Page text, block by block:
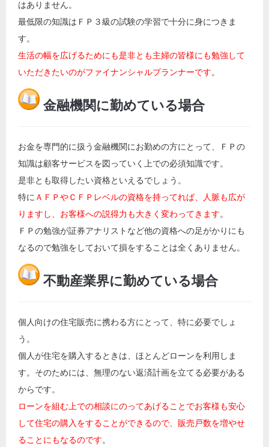
はありません。
最低限の知識はＦＰ３級の試験の学習で十分に身につきま
す。
生活の幅を広げるためにも是非とも主婦の皆様にも勉強して
いただきたいのがファイナンシャルプランナーです。
金融機関に勤めている場合
お金を専門的に扱う金融機関にお勤めの方にとって、ＦＰの
知識は顧客サービスを図っていく上での必須知識です。
是非とも取得したい資格といえるでしょう。
特に ＡＦＰやＣＦＰレベルの資格を持ってれば、人脈も広が
りますし、お客様への説得力も大きく変わってきます。
ＦＰの勉強が証券アナリストなど他の資格への足がかりにも
なるので勉強をしておいて損をすることは全くありません。
不動産業界に勤めている場合
個人向けの住宅販売に携わる方にとって、特に必要でしょ
う。
個人が住宅を購入するときは、ほとんどローンを利用しま
す。そのためには、無理のない返済計画を立てる必要がある
からです。
ローンを組む上での相談にのってあげることでお客様も安心
して住宅の購入をすることができるので、販売戸数を増やせ
ることにもなるのです。